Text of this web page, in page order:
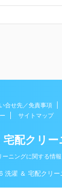
合せ先／免責事項
ー
サイトマップ
宅配クリ
ーニングに関する情
洗濯 ＆ 宅配クリー